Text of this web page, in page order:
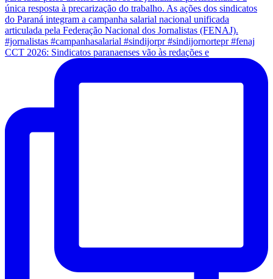
CCT 2026: Sindicatos paranaenses vão às redações e